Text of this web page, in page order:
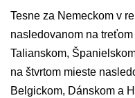
Tesne za Nemeckom v
nasledovanom na
Talianskom,
na štvrtom mieste
Belgickom, Dánskom a